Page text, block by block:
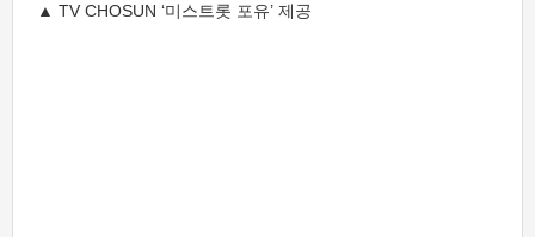
▲ TV CHOSUN ‘미스트롯 포유’ 제공